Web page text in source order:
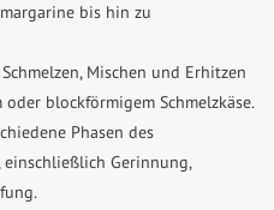
bis hin zu
Mischen und Erhitzen
blockförmigem Schmelzkäse.
Phasen des
einschließlich Gerinnung,